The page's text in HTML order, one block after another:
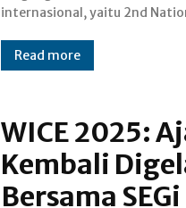
internasional, yaitu 2nd
Read more
WICE 2025:
Kembali
Bersama